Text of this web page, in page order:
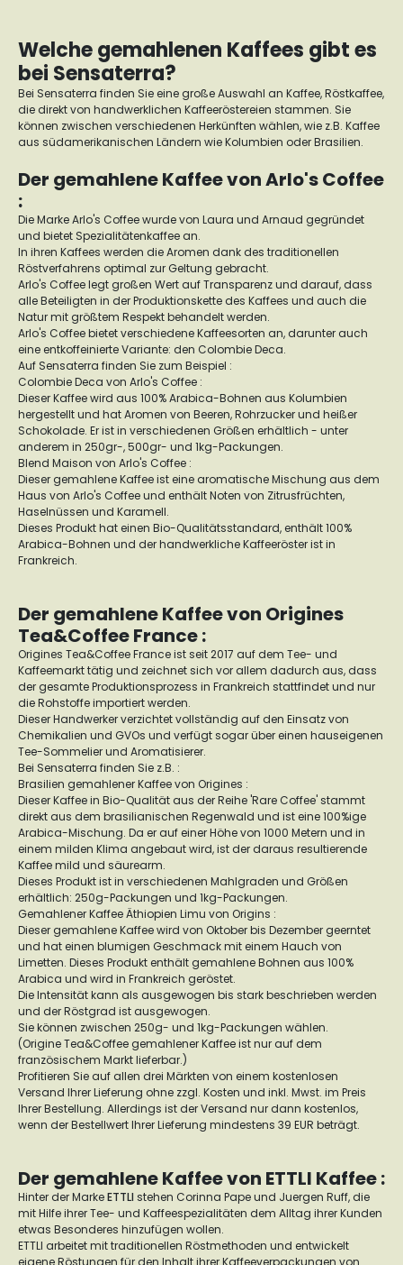
Welche gemahlenen Kaffees gibt es
bei Sensaterra?
Bei Sensaterra finden Sie eine große Auswahl an Kaffee, Röstkaffee,
die direkt von handwerklichen Kaffeeröstereien stammen. Sie
können zwischen verschiedenen Herkünften wählen, wie z.B. Kaffee
aus südamerikanischen Ländern wie Kolumbien oder Brasilien.
Der gemahlene Kaffee von Arlo's Coffee
:
Die Marke Arlo's Coffee wurde von Laura und Arnaud gegründet
und bietet Spezialitätenkaffee an.
In ihren Kaffees werden die Aromen dank des traditionellen
Röstverfahrens optimal zur Geltung gebracht.
Arlo's Coffee legt großen Wert auf Transparenz und darauf, dass
alle Beteiligten in der Produktionskette des Kaffees und auch die
Natur mit größtem Respekt behandelt werden.
Arlo's Coffee bietet verschiedene Kaffeesorten an, darunter auch
eine entkoffeinierte Variante: den Colombie Deca.
Auf Sensaterra finden Sie zum Beispiel :
Colombie Deca von Arlo's Coffee :
Dieser Kaffee wird aus 100% Arabica-Bohnen aus Kolumbien
hergestellt und hat Aromen von Beeren, Rohrzucker und heißer
Schokolade. Er ist in verschiedenen Größen erhältlich - unter
anderem in 250gr-, 500gr- und 1kg-Packungen.
Blend Maison von Arlo's Coffee :
Dieser gemahlene Kaffee ist eine aromatische Mischung aus dem
Haus von Arlo's Coffee und enthält Noten von Zitrusfrüchten,
Haselnüssen und Karamell.
Dieses Produkt hat einen Bio-Qualitätsstandard, enthält 100%
Arabica-Bohnen und der handwerkliche Kaffeeröster ist in
Frankreich.
Der gemahlene Kaffee von Origines
Tea&Coffee France :
Origines Tea&Coffee France ist seit 2017 auf dem Tee- und
Kaffeemarkt tätig und zeichnet sich vor allem dadurch aus, dass
der gesamte Produktionsprozess in Frankreich stattfindet und nur
die Rohstoffe importiert werden.
Dieser Handwerker verzichtet vollständig auf den Einsatz von
Chemikalien und GVOs und verfügt sogar über einen hauseigenen
Tee-Sommelier und Aromatisierer.
Bei Sensaterra finden Sie z.B. :
Brasilien gemahlener Kaffee von Origines :
Dieser Kaffee in Bio-Qualität aus der Reihe 'Rare Coffee' stammt
direkt aus dem brasilianischen Regenwald und ist eine 100%ige
Arabica-Mischung. Da er auf einer Höhe von 1000 Metern und in
einem milden Klima angebaut wird, ist der daraus resultierende
Kaffee mild und säurearm.
Dieses Produkt ist in verschiedenen Mahlgraden und Größen
erhältlich: 250g-Packungen und 1kg-Packungen.
Gemahlener Kaffee Äthiopien Limu von Origins :
Dieser gemahlene Kaffee wird von Oktober bis Dezember geerntet
und hat einen blumigen Geschmack mit einem Hauch von
Limetten. Dieses Produkt enthält gemahlene Bohnen aus 100%
Arabica und wird in Frankreich geröstet.
Die Intensität kann als ausgewogen bis stark beschrieben werden
und der Röstgrad ist ausgewogen.
Sie können zwischen 250g- und 1kg-Packungen wählen.
(Origine Tea&Coffee gemahlener Kaffee ist nur auf dem
französischem Markt lieferbar.)
Profitieren Sie auf allen drei Märkten von einem kostenlosen
Versand Ihrer Lieferung ohne zzgl. Kosten und inkl. Mwst. im Preis
Ihrer Bestellung. Allerdings ist der Versand nur dann kostenlos,
wenn der Bestellwert Ihrer Lieferung mindestens 39 EUR beträgt.
Der gemahlene Kaffee von ETTLI Kaffee :
Hinter der MarkeETTLI stehen Corinna Pape und Juergen Ruff, die
mit Hilfe ihrer Tee- und Kaffeespezialitäten dem Alltag ihrer Kunden
etwas Besonderes hinzufügen wollen.
ETTLI arbeitet mit traditionellen Röstmethoden und entwickelt
eigene Röstungen für den Inhalt ihrer Kaffeeverpackungen von